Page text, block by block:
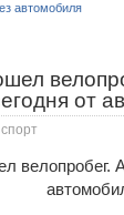
автомобиля
от